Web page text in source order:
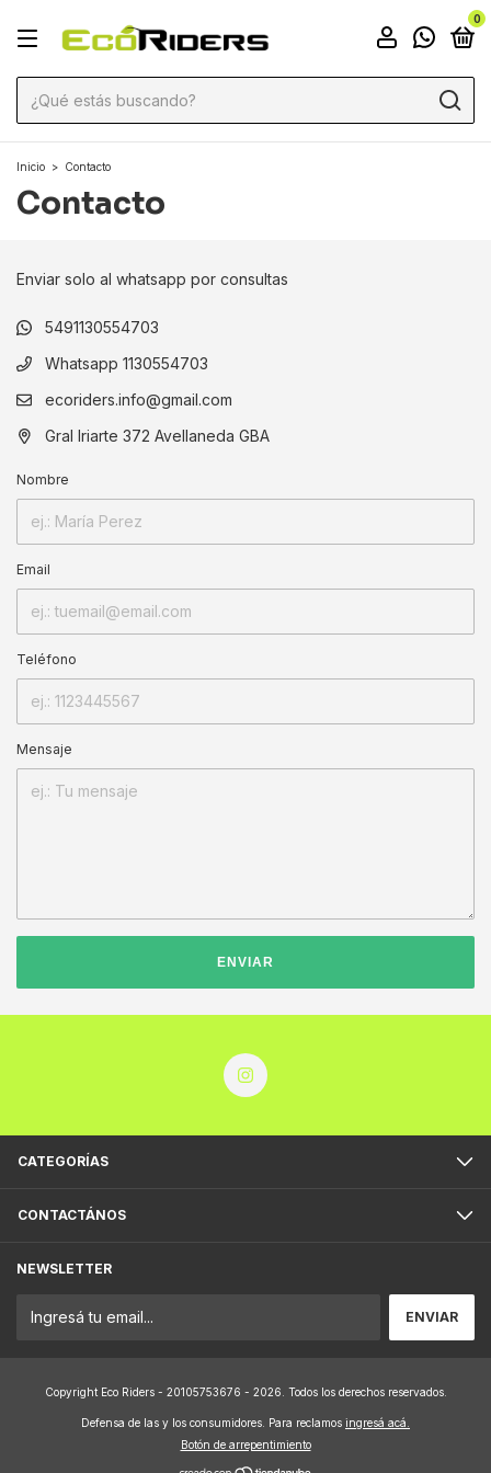
0
Inicio > Contacto
Contacto
Enviar solo al whatsapp por consultas
5491130554703
Whatsapp 1130554703
ecoriders.info@gmail.com
Gral Iriarte 372 Avellaneda GBA
Nombre
Email
Teléfono
Mensaje
ENVIAR
CATEGORÍAS
CONTACTÁNOS
NEWSLETTER
Copyright Eco Riders - 20105753676 - 2026. Todos los derechos reservados.
Defensa de las y los consumidores. Para reclamos ingresá acá.
Botón de arrepentimiento